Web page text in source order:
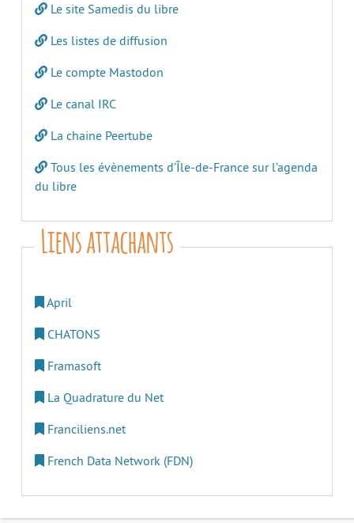
Le site Samedis du libre
Les listes de diffusion
Le compte Mastodon
Le canal IRC
La chaine Peertube
Tous les évènements d’Île-de-France sur l’agenda
du libre
Liens attachants
April
CHATONS
Framasoft
La Quadrature du Net
Franciliens.net
French Data Network (FDN)